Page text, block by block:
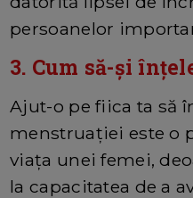
persoanelor
3. Cum să-și
Ajut-o pe fiica ta să
menstruației este o
viața unei femei,
la capacitatea de a